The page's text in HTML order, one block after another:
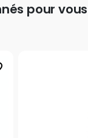
pour vous